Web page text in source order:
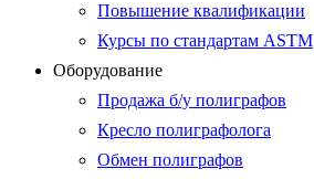
Повышение квалификации
Курсы по стандартам ASTM
Оборудование
Продажа б/у полиграфов
Кресло полиграфолога
Обмен полиграфов